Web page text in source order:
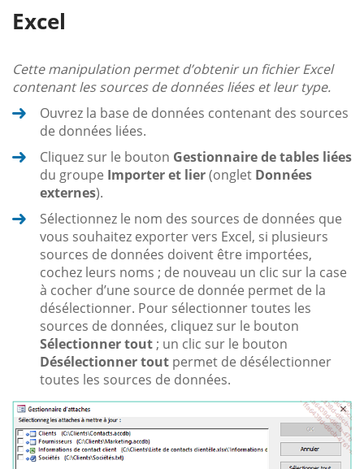
Excel
Cette manipulation permet d’obtenir un fichier Excel
contenant les sources de données liées et leur type.
Ouvrez la base de données contenant des sources
de données liées.
Cliquez sur le bouton Gestionnaire de tables liées
du groupe Importer et lier(onglet Données
externes).
Sélectionnez le nom des sources de données que
vous souhaitez exporter vers Excel, si plusieurs
sources de données doivent être importées,
cochez leurs noms ; de nouveau un clic sur la case
à cocher d’une source de donnée permet de la
désélectionner. Pour sélectionner toutes les
sources de données, cliquez sur le bouton
Sélectionner tout ; un clic sur le bouton
Désélectionner tout permet de désélectionner
toutes les sources de données.